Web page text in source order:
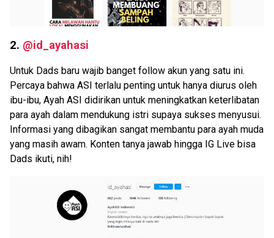
2. @id_ayahasi
Untuk Dads baru wajib banget follow akun yang satu ini.
Percaya bahwa ASI terlalu penting untuk hanya diurus oleh
ibu-ibu, Ayah ASI didirikan untuk meningkatkan keterlibatan
para ayah dalam mendukung istri supaya sukses menyusui.
Informasi yang dibagikan sangat membantu para ayah muda
yang masih awam. Konten tanya jawab hingga IG Live bisa
Dads ikuti, nih!